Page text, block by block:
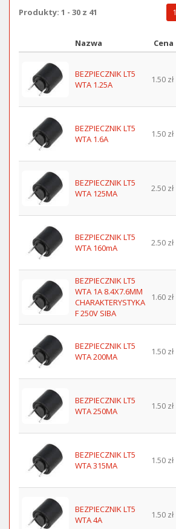
1
Produkty: 1 - 30 z 41
Obraz
Nazwa Cena
BEZPIECZNIK LT5
WTA 1.25A
1.50 zł
BEZPIECZNIK LT5
WTA 1.6A
1.50 zł
BEZPIECZNIK LT5
WTA 125MA
2.50 zł
BEZPIECZNIK LT5
WTA 160mA
2.50 zł
BEZPIECZNIK LT5
WTA 1A 8.4X7.6MM
CHARAKTERYSTYKA
F 250V SIBA
1.60 zł
BEZPIECZNIK LT5
WTA 200MA
1.50 zł
BEZPIECZNIK LT5
WTA 250MA
1.50 zł
BEZPIECZNIK LT5
WTA 315MA
1.50 zł
BEZPIECZNIK LT5
WTA 4A
1.50 zł